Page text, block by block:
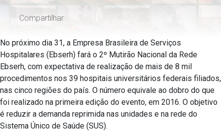
Compartilhar
No próximo dia 31, a Empresa Brasileira de Serviços
Hospitalares (Ebserh) fará o 2º Mutirão Nacional da Rede
Ebserh, com expectativa de realização de mais de 8 mil
procedimentos nos 39 hospitais universitários federais filiados,
nas cinco regiões do país. O número equivale ao dobro do que
foi realizado na primeira edição do evento, em 2016. O objetivo
é reduzir a demanda reprimida nas unidades e na rede do
Sistema Único de Saúde (SUS).